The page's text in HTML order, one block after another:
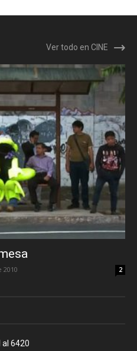
Ver todo en CINE
2010 2
al 6420